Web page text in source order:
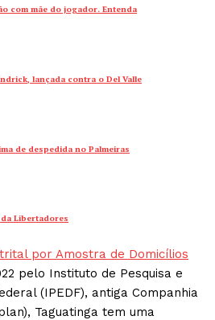
com mãe do jogador. Entenda
lançada contra o Del Valle
de despedida no Palmeiras
Libertadores
por Amostra de Domicílios
pelo Instituto de Pesquisa e
(IPEDF), antiga Companhia
Taguatinga tem uma